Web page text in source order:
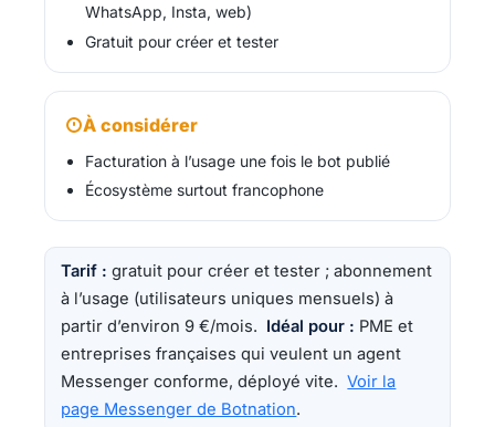
WhatsApp, Insta, web)
Gratuit pour créer et tester
À considérer
Facturation à l’usage une fois le bot publié
Écosystème surtout francophone
Tarif : gratuit pour créer et tester ; abonnement
à l’usage (utilisateurs uniques mensuels) à
partir d’environ 9 €/mois. Idéal pour : PME et
entreprises françaises qui veulent un agent
Messenger conforme, déployé vite.Voir la
page Messenger de Botnation.